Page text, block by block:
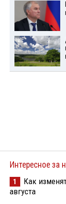
Интересное за
1
Как
августа